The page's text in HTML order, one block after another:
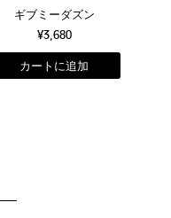
ギブミーダズン
¥3,680